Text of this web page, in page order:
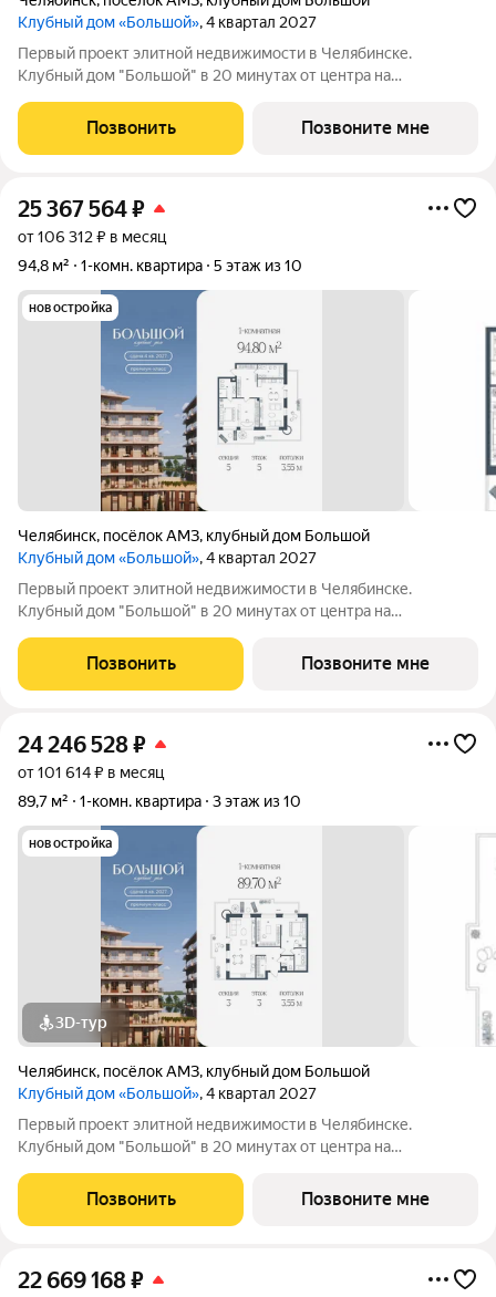
Клубный дом «Большой», 4 квартал 2027
Первый проект элитной недвижимости в Челябинске.
Клубный дом "Большой" в 20 минутах от центра на
это единственное место в городе, где открывается
потрясающий вид на Шершнёвское водохранилище.
Позвонить Позвоните мне
25 367 564₽
от 106 312 ₽ в месяц
94,8 м²
1-комн. квартира 5 этаж из 10
новостройка
Челябинск, посёлок АМЗ, клубный дом Большой
Клубный дом «Большой», 4 квартал 2027
Первый проект элитной недвижимости в Челябинске.
Клубный дом "Большой" в 20 минутах от центра на
это единственное место в городе, где открывается
потрясающий вид на Шершнёвское водохранилище.
Позвонить Позвоните мне
24 246 528₽
от 101 614 ₽ в месяц
89,7 м²
1-комн. квартира 3 этаж из 10
новостройка
3D-тур
Челябинск, посёлок АМЗ, клубный дом Большой
Клубный дом «Большой», 4 квартал 2027
Первый проект элитной недвижимости в Челябинске.
Клубный дом "Большой" в 20 минутах от центра на
это единственное место в городе, где открывается
потрясающий вид на Шершнёвское водохранилище.
Позвонить Позвоните мне
22 669 168₽